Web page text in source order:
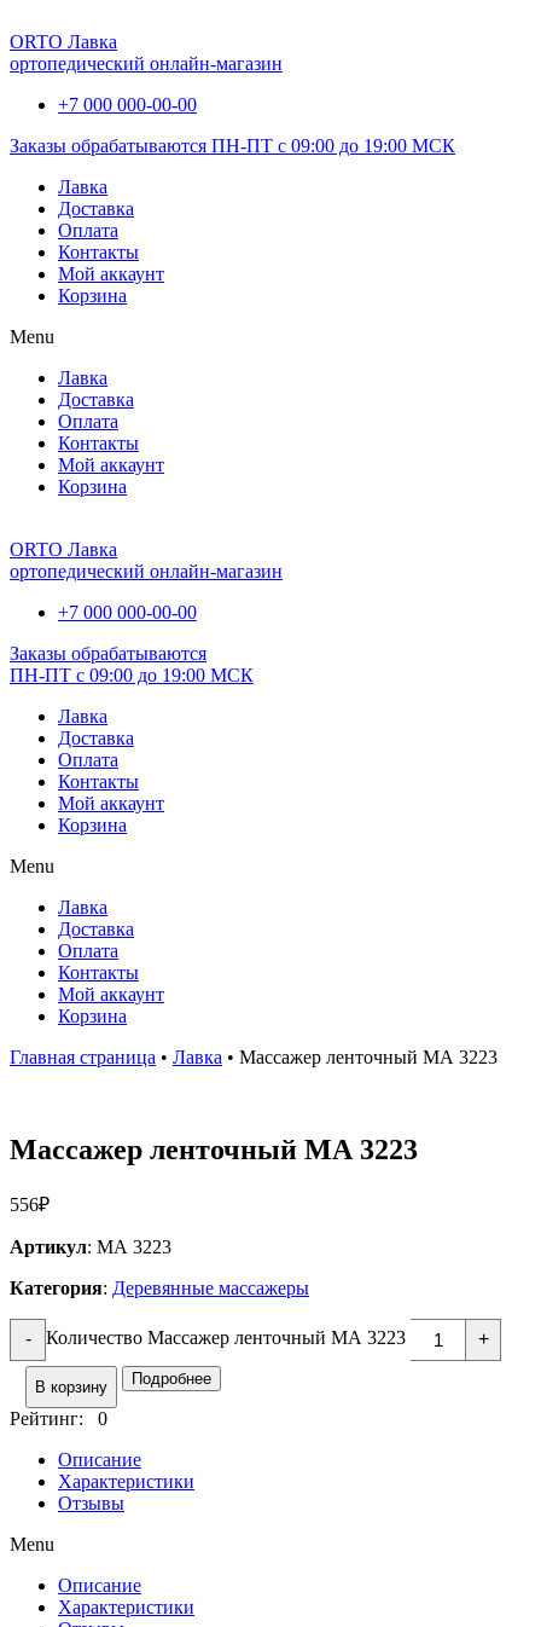
ORTO Лавка
ортопедический онлайн-магазин
+7 000 000-00-00
Заказы обрабатываются ПН-ПТ с 09:00 до 19:00 МСК
Лавка
Доставка
Оплата
Контакты
Мой аккаунт
Корзина
Menu
Лавка
Доставка
Оплата
Контакты
Мой аккаунт
Корзина
ORTO Лавка
ортопедический онлайн-магазин
+7 000 000-00-00
Заказы обрабатываются
ПН-ПТ с 09:00 до 19:00 МСК
Лавка
Доставка
Оплата
Контакты
Мой аккаунт
Корзина
Menu
Лавка
Доставка
Оплата
Контакты
Мой аккаунт
Корзина
Главная страница • Лавка • Массажер ленточный МА 3223
Массажер ленточный МА 3223
556₽
Артикул: МА 3223
Категория: Деревянные массажеры
- Количество Массажер ленточный МА 3223 +
В корзину Подробнее
Рейтинг: 0
Описание
Характеристики
Отзывы
Menu
Описание
Характеристики